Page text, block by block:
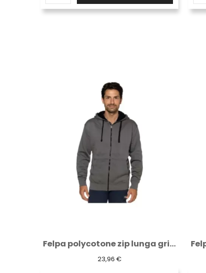
Felpa da lavoro " Ryke " grey silver
24,23 €